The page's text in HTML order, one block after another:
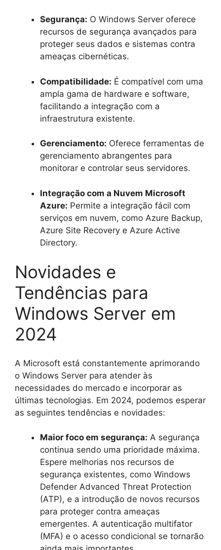
Segurança: O Windows Server oferece
recursos de segurança avançados para
proteger seus dados e sistemas contra
ameaças cibernéticas.
Compatibilidade: É compatível com uma
ampla gama de hardware e software,
facilitando a integração com a
infraestrutura existente.
Gerenciamento: Oferece ferramentas de
gerenciamento abrangentes para
monitorar e controlar seus servidores.
Integração com a Nuvem Microsoft
Azure: Permite a integração fácil com
serviços em nuvem, como Azure Backup,
Azure Site Recovery e Azure Active
Directory.
Novidades e
Tendências para
Windows Server em
2024
A Microsoft está constantemente aprimorando
o Windows Server para atender às
necessidades do mercado e incorporar as
últimas tecnologias. Em 2024, podemos esperar
as seguintes tendências e novidades:
Maior foco em segurança: A segurança
continua sendo uma prioridade máxima.
Espere melhorias nos recursos de
segurança existentes, como Windows
Defender Advanced Threat Protection
(ATP), e a introdução de novos recursos
para proteger contra ameaças
emergentes. A autenticação multifator
(MFA) e o acesso condicional se tornarão